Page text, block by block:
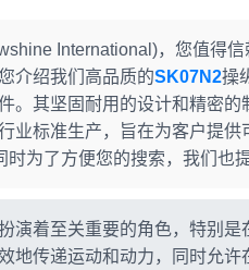
International)，您值得信
介绍我们高品质的SK07N2操
。其坚固耐用的设计和精密
业标准生产，旨在为客户提供
时为了方便您的搜索，我们也提
演着至关重要的角色，特别
地传递运动和动力，同时允